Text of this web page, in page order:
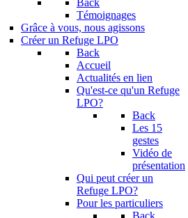
Back
Témoignages
Grâce à vous, nous agissons
Créer un Refuge LPO
Back
Accueil
Actualités en lien
Qu'est-ce qu'un Refuge
LPO?
Back
Les 15
gestes
Vidéo de
présentation
Qui peut créer un
Refuge LPO?
Pour les particuliers
Back